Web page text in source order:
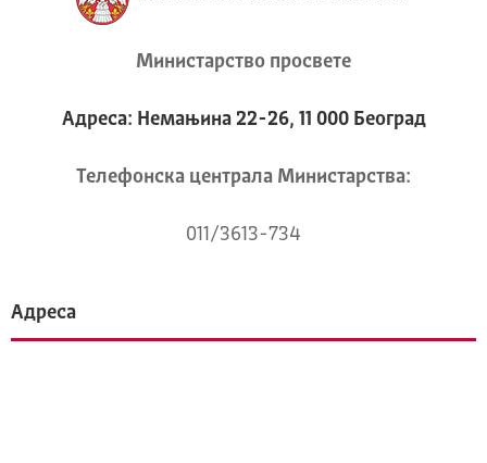
Министарство просвете
Адреса: Немањина 22-26, 11 000 Београд
Телeфонска централа Mинистарства:
011/3613-734
Адреса